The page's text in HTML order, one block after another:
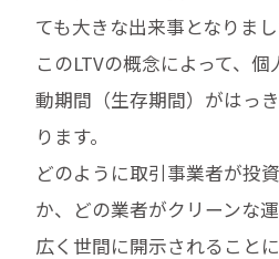
ても大きな出来事となりまし
このLTVの概念によって、
動期間（生存期間）がはっ
ります。
どのように取引事業者が投
か、どの業者がクリーンな
広く世間に開示されることに